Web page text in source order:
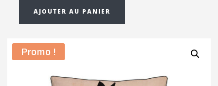
carré
BROOME
AJOUTER AU PANIER
Promo !